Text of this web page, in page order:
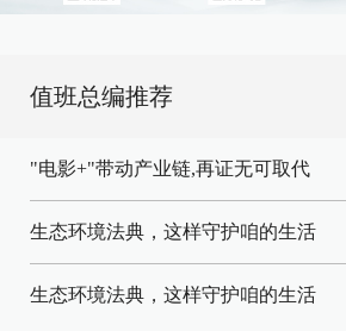
值班总编推荐
"电影+"带动产业链,再证无可取代
生态环境法典，这样守护咱的生活
生态环境法典，这样守护咱的生活